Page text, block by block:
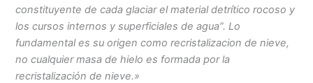
constituyente de cada glaciar el material detrítico rocoso y
los cursos internos y superficiales de agua”. Lo
fundamental es su origen como recristalizacion denieve,
no cualquier masa de hielo es formada por la
recristalización de nieve.»